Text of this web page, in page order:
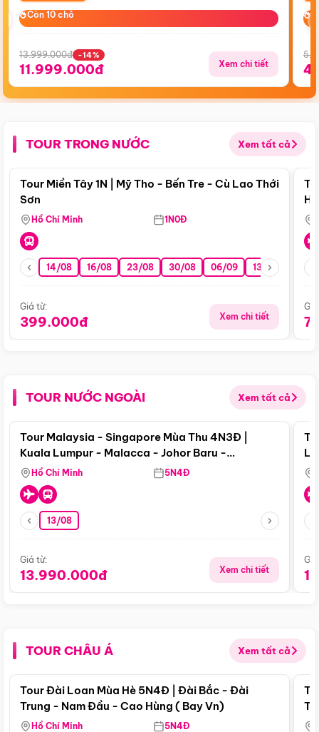
Còn 10 chỗ
Còn 10 chỗ
13.999.000đ -14%
11.999.000đ Xem chi tiết
TOUR TRONG NƯỚC Xem tất cả
Điểm nổi bật
Tour Miền Tây 1N | Mỹ Tho - Bến Tre - Cù Lao Thới
Sơn
Hồ Chí Minh 1N0Đ
14/08 16/08 23/08 30/08 06/09 13/09 20/09
Giá từ:
399.000đ Xem chi tiết
TOUR NƯỚC NGOÀI Xem tất cả
Điểm nổi bật
Tour Malaysia - Singapore Mùa Thu 4N3Đ |
Kuala Lumpur - Malacca - Johor Baru -
Singapore
Hồ Chí Minh 5N4Đ
13/08
Giá từ:
13.990.000đ Xem chi tiết
TOUR CHÂU Á Xem tất cả
Điểm nổi bật
Tour Đài Loan Mùa Hè 5N4Đ | Đài Bắc - Đài
Trung - Nam Đầu - Cao Hùng ( Bay Vn)
Hồ Chí Minh 5N4Đ